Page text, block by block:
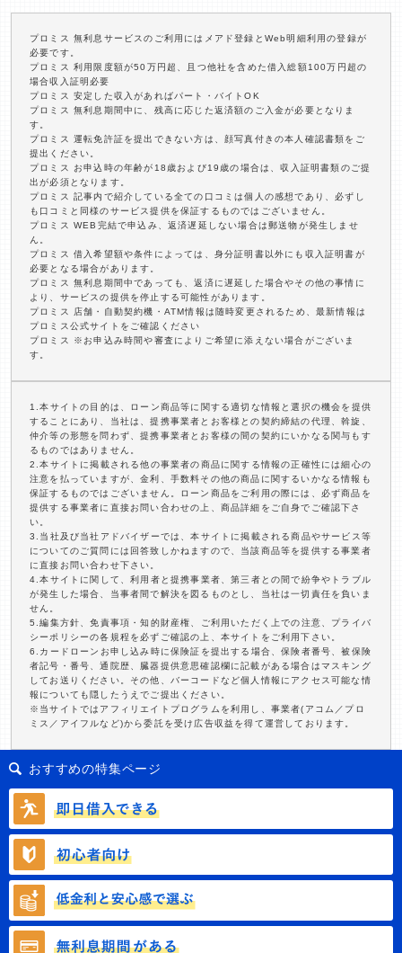
プロミス 無利息サービスのご利用にはメアド登録とWeb明細利用の登録が
必要です。
プロミス 利用限度額が50万円超、且つ他社を含めた借入総額100万円超の
場合収入証明必要
プロミス 安定した収入があればパート・バイトOK
プロミス 無利息期間中に、残高に応じた返済額のご入金が必要となりま
す。
プロミス 運転免許証を提出できない方は、顔写真付きの本人確認書類をご
提出ください。
プロミス お申込時の年齢が18歳および19歳の場合は、収入証明書類のご提
出が必須となります。
プロミス 記事内で紹介している全ての口コミは個人の感想であり、必ずし
も口コミと同様のサービス提供を保証するものではございません。
プロミス WEB完結で申込み、返済遅延しない場合は郵送物が発生しませ
ん。
プロミス 借入希望額や条件によっては、身分証明書以外にも収入証明書が
必要となる場合があります。
プロミス 無利息期間中であっても、返済に遅延した場合やその他の事情に
より、サービスの提供を停止する可能性があります。
プロミス 店舗・自動契約機・ATM情報は随時変更されるため、最新情報は
プロミス公式サイトをご確認ください
プロミス ※お申込み時間や審査によりご希望に添えない場合がございま
す。
1.本サイトの目的は、ローン商品等に関する適切な情報と選択の機会を提供
することにあり、当社は、提携事業者とお客様との契約締結の代理、斡旋、
仲介等の形態を問わず、提携事業者とお客様の間の契約にいかなる関与もす
るものではありません。
2.本サイトに掲載される他の事業者の商品に関する情報の正確性には細心の
注意を払っていますが、金利、手数料その他の商品に関するいかなる情報も
保証するものではございません。ローン商品をご利用の際には、必ず商品を
提供する事業者に直接お問い合わせの上、商品詳細をご自身でご確認下さ
い。
3.当社及び当社アドバイザーでは、本サイトに掲載される商品やサービス等
についてのご質問には回答致しかねますので、当該商品等を提供する事業者
に直接お問い合わせ下さい。
4.本サイトに関して、利用者と提携事業者、第三者との間で紛争やトラブル
が発生した場合、当事者間で解決を図るものとし、当社は一切責任を負いま
せん。
5.編集方針、免責事項・知的財産権、ご利用いただく上での注意、プライバ
シーポリシーの各規程を必ずご確認の上、本サイトをご利用下さい。
6.カードローンお申し込み時に保険証を提出する場合、保険者番号、被保険
者記号・番号、通院歴、臓器提供意思確認欄に記載がある場合はマスキング
してお送りください。その他、バーコードなど個人情報にアクセス可能な情
報についても隠したうえでご提出ください。
※当サイトではアフィリエイトプログラムを利用し、事業者(アコム／プロ
ミス／アイフルなど)から委託を受け広告収益を得て運営しております。
おすすめの特集ページ